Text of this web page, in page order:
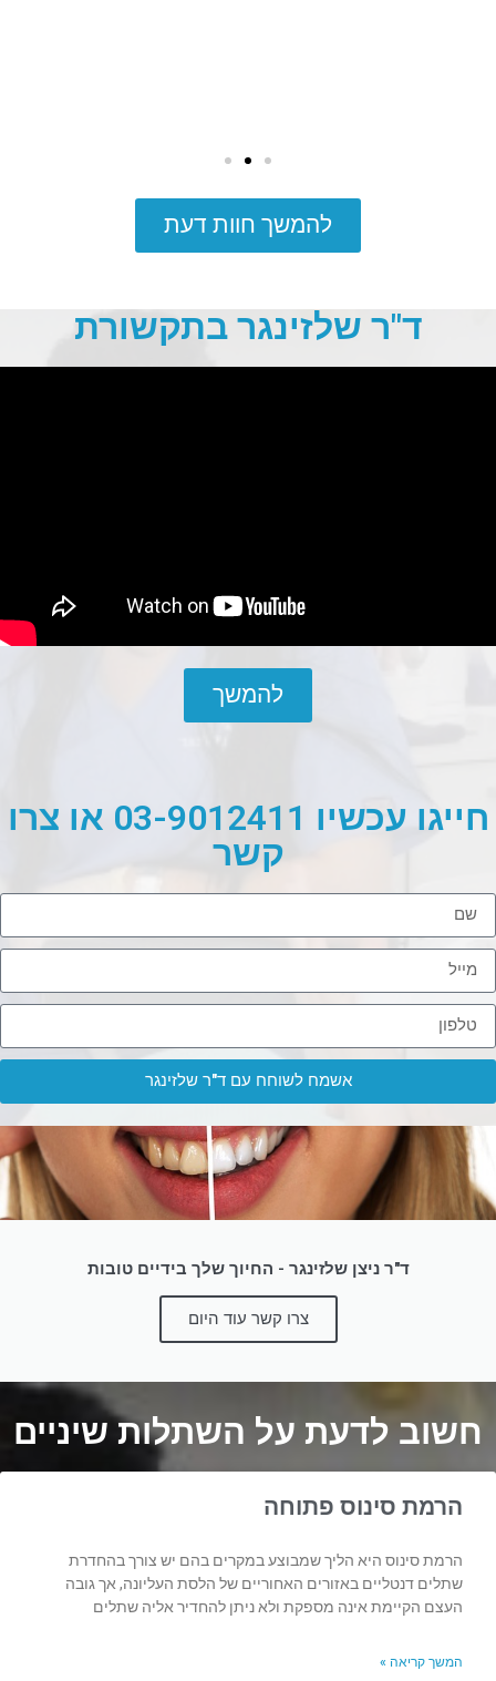
להמשך חוות דעת
ד"ר שלזינגר בתקשורת
להמשך
חייגו עכשיו 03-9012411 או צרו
קשר
אשמח לשוחח עם ד"ר שלזינגר
ד"ר ניצן שלזינגר - החיוך שלך בידיים טובות
צרו קשר עוד היום
חשוב לדעת על השתלות שיניים
הרמת סינוס פתוחה
הרמת סינוס היא הליך שמבוצע במקרים בהם יש צורך בהחדרת
שתלים דנטליים באזורים האחוריים של הלסת העליונה, אך גובה
העצם הקיימת אינה מספקת ולא ניתן להחדיר אליה שתלים
המשך קריאה »